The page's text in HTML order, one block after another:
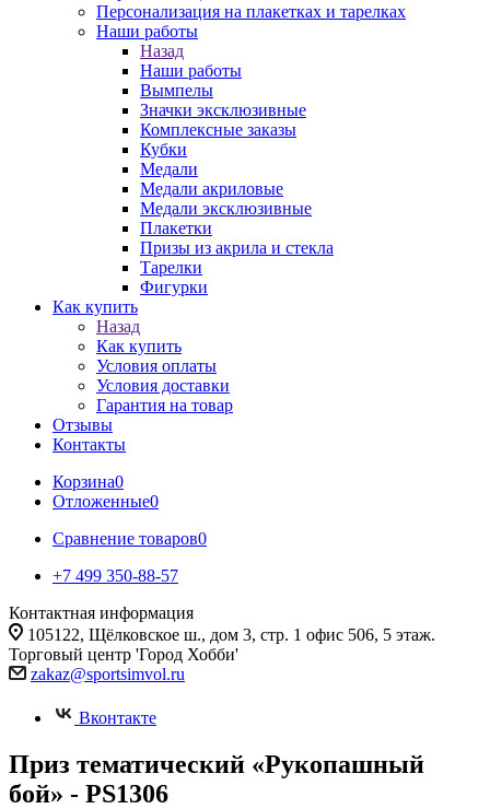
Персонализация на плакетках и тарелках
Наши работы
Назад
Наши работы
Вымпелы
Значки эксклюзивные
Комплексные заказы
Кубки
Медали
Медали акриловые
Медали эксклюзивные
Плакетки
Призы из акрила и стекла
Тарелки
Фигурки
Как купить
Назад
Как купить
Условия оплаты
Условия доставки
Гарантия на товар
Отзывы
Контакты
Корзина0
Отложенные0
Сравнение товаров0
+7 499 350-88-57
Контактная информация
105122, Щёлковское ш., дом 3, стр. 1 офис 506, 5 этаж.
Торговый центр 'Город Хобби'
zakaz@sportsimvol.ru
Вконтакте
Приз тематический «Рукопашный
бой» - PS1306